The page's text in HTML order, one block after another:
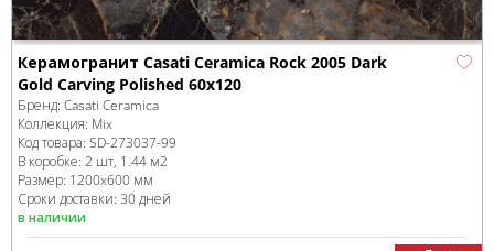
Керамогранит Casati Ceramica Rock 2005 Dark
Gold Carving Polished 60x120
Бренд: Casati Ceramica
Коллекция: Mix
Код товара: SD-273037-99
В коробке: 2 шт, 1.44 м2
Размер: 1200x600 мм
Сроки доставки: 30 дней
в наличии